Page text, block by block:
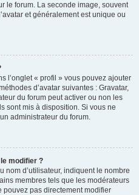
le forum. La seconde image, souvent
et généralement est unique ou
l’onglet « profil » vous pouvez ajouter
d’avatar suivantes : Gravatar,
du forum peut activer ou non les
sont mis à disposition. Si vous ne
administrateur du forum.
modifier ?
nom d’utilisateur, indiquent le nombre
membres tels que les modérateurs
pouvez pas directement modifier